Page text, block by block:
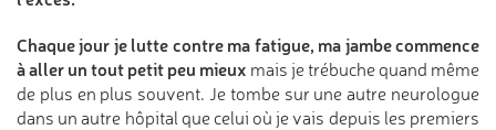
Chaque jour je lutte contre ma fatigue, ma jambe commence
à aller un tout petit peu mieux mais je trébuche quand même
de plus en plus souvent. Je tombe sur une autre neurologue
dans un autre hôpital que celui où je vais depuis les premiers